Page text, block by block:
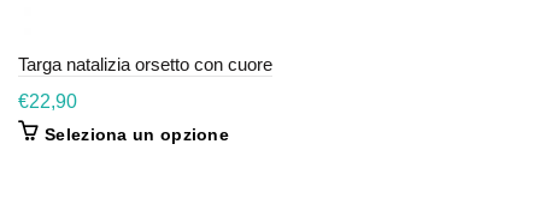
Targa natalizia orsetto con cuore
€22,90
Seleziona un opzione